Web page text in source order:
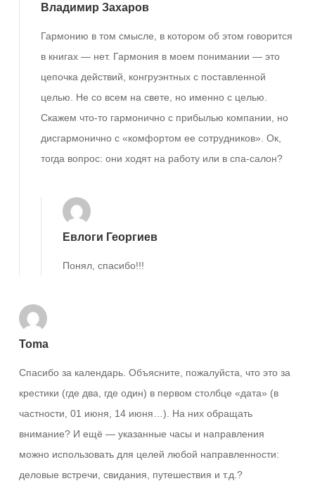
Владимир Захаров
Гармонию в том смысле, в котором об этом говорится
в книгах — нет. Гармония в моем понимании — это
цепочка действий, конгруэнтных с поставленной
целью. Не со всем на свете, но именно с целью.
Скажем что-то гармонично с прибылью компании, но
дисгармонично с «комфортом ее сотрудников». Ок,
тогда вопрос: они ходят на работу или в спа-салон?
Евлоги Георгиев
Понял, спасибо!!!
Toma
Спасибо за календарь. Объясните, пожалуйста, что это за
крестики (где два, где один) в первом столбце «дата» (в
частности, 01 июня, 14 июня…). На них обращать
внимание? И ещё — указанные часы и направления
можно использовать для целей любой направленности:
деловые встречи, свидания, путешествия и т.д.?